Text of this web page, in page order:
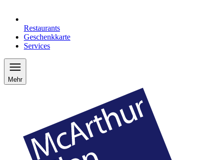
Restaurants
Geschenkkarte
Services
Mehr